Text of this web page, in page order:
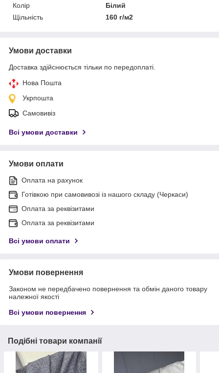
Колір
Білий
Щільність
160 г/м2
Умови доставки
Доставка здійснюється тільки по передоплаті.
Нова Пошта
Укрпошта
Самовивіз
Всі умови доставки
Умови оплати
Оплата на рахунок
Готівкою при самовивозі із нашого складу (Черкаси)
Оплата за реквізитами
Оплата за реквізитами
Всі умови оплати
Умови повернення
Законом не передбачено повернення та обмін даного товару
належної якості
Всі умови повернення
Подібні товари компанії